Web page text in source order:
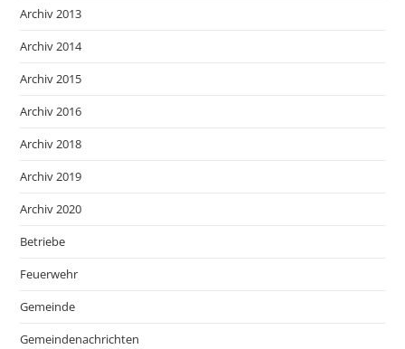
Archiv 2013
Archiv 2014
Archiv 2015
Archiv 2016
Archiv 2018
Archiv 2019
Archiv 2020
Betriebe
Feuerwehr
Gemeinde
Gemeindenachrichten